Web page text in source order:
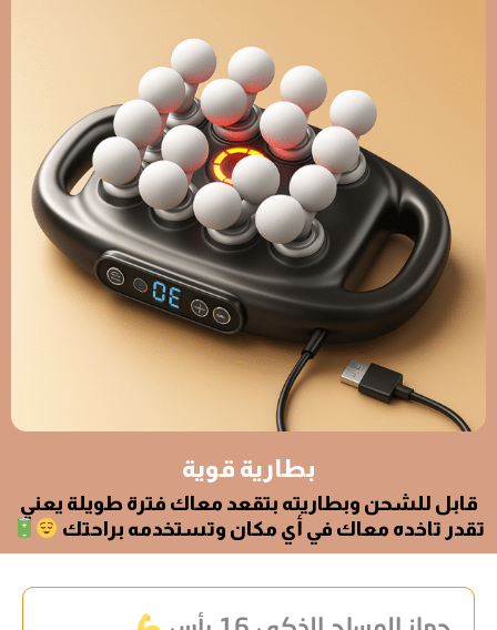
بطارية قوية
قابل للشحن وبطاريته بتقعد معاك فترة طويلة يعني
تقدر تاخده معاك في أي مكان وتستخدمه براحتك